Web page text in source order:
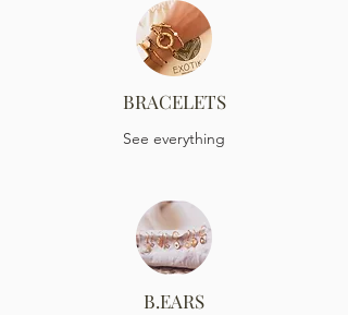
BRACELETS
See everything
B.EARS